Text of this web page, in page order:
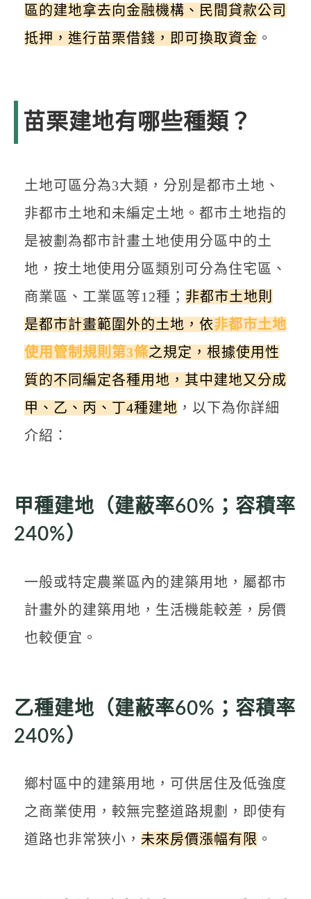
區的建地拿去向金融機構、民間貸款公司
抵押，進行苗栗借錢，即可換取資金 。
苗栗建地有哪些種類？
土地可區分為3大類，分別是都市土地、
非都市土地和未編定土地。都市土地指的
是被劃為都市計畫土地使用分區中的土
地，按土地使用分區類別可分為住宅區、
商業區、工業區等12種； 非都市土地則
是都市計畫範圍外的土地，依非都市土地
使用管制規則第3條之規定，根據使用性
質的不同編定各種用地，其中建地又分成
甲、乙、丙、丁4種建地 ，以下為你詳細
介紹：
甲種建地（建蔽率60%；容積率
240%）
一般或特定農業區內的建築用地，屬都市
計畫外的建築用地，生活機能較差，房價
也較便宜。
乙種建地（建蔽率60%；容積率
240%）
鄉村區中的建築用地，可供居住及低強度
之商業使用，較無完整道路規劃，即使有
道路也非常狹小， 未來房價漲幅有限 。